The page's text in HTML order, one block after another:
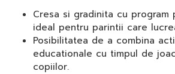
Cresa si gradinita cu program
ideal pentru parintii care
Posibilitatea de a combina
educationale cu timpul de
copiilor.